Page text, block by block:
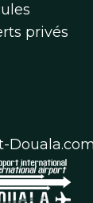
privés